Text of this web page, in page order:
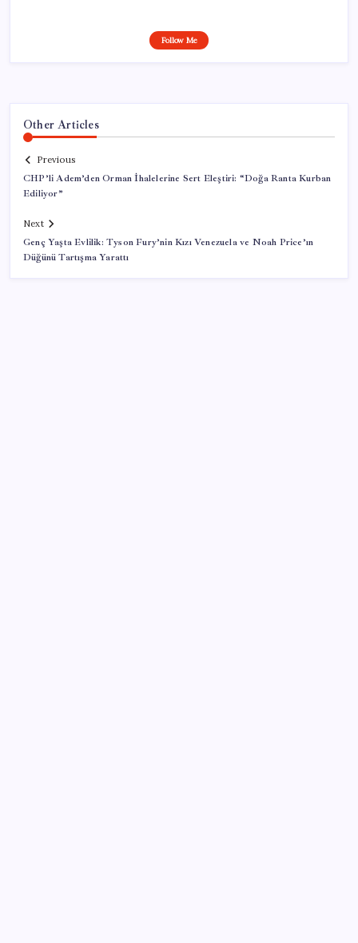
Follow Me
Other Articles
Previous
CHP’li Adem’den Orman İhalelerine Sert Eleştiri: “Doğa Ranta Kurban
Ediliyor”
Next
Genç Yaşta Evlilik: Tyson Fury’nin Kızı Venezuela ve Noah Price’ın
Düğünü Tartışma Yarattı